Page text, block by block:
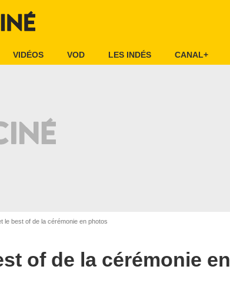
VIDÉOS VOD LES INDÉS CANAL+
le best of de la cérémonie en photos
of de la cérémonie en